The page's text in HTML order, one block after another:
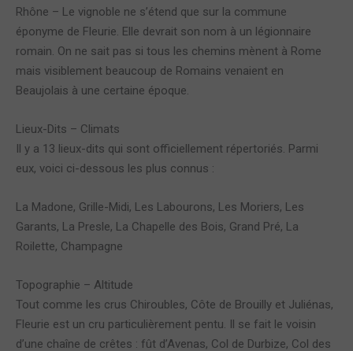
Rhône – Le vignoble ne s’étend que sur la commune
éponyme de Fleurie. Elle devrait son nom à un légionnaire
romain. On ne sait pas si tous les chemins mènent à Rome
mais visiblement beaucoup de Romains venaient en
Beaujolais à une certaine époque.
Lieux-Dits – Climats
Il y a 13 lieux-dits qui sont officiellement répertoriés. Parmi
eux, voici ci-dessous les plus connus :
La Madone, Grille-Midi, Les Labourons, Les Moriers, Les
Garants, La Presle, La Chapelle des Bois, Grand Pré, La
Roilette, Champagne
Topographie – Altitude
Tout comme les crus Chiroubles, Côte de Brouilly et Juliénas,
Fleurie est un cru particulièrement pentu. Il se fait le voisin
d’une chaîne de crêtes : fût d’Avenas, Col de Durbize, Col des